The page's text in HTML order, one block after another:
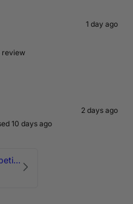
1 day ago
review
2 days ago
10 days ago
2 Liter - 5W-40 Competition 300V Motul Motoröl